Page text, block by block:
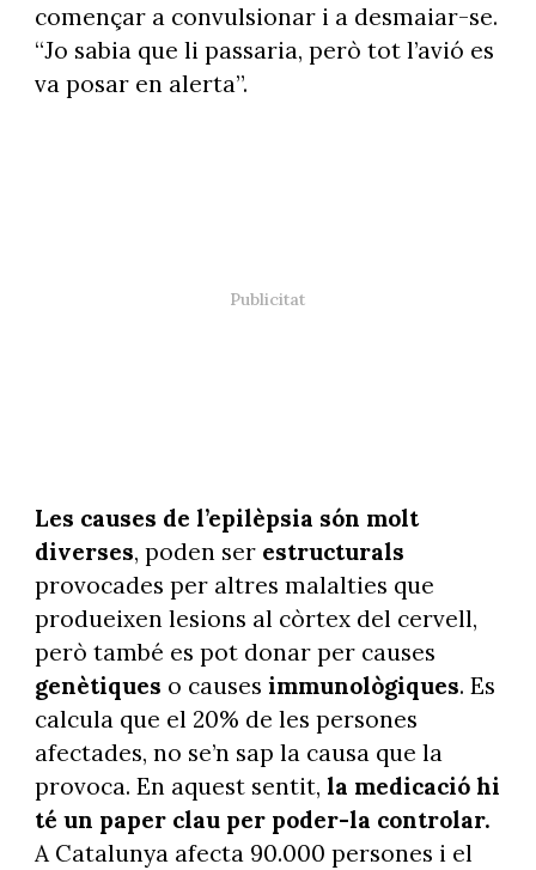
començar a convulsionar i a desmaiar-se.
“Jo sabia que li passaria, però tot l’avió es
va posar en alerta”.
Les causes de l’epilèpsia són molt
diverses, poden ser estructurals
provocades per altres malalties que
produeixen lesions al còrtex del cervell,
però també es pot donar per causes
genètiques o causes immunològiques. Es
calcula que el 20% de les persones
afectades, no se’n sap la causa que la
provoca. En aquest sentit, la medicació hi
té un paper clau per poder-la controlar.
A Catalunya afecta 90.000 persones i el